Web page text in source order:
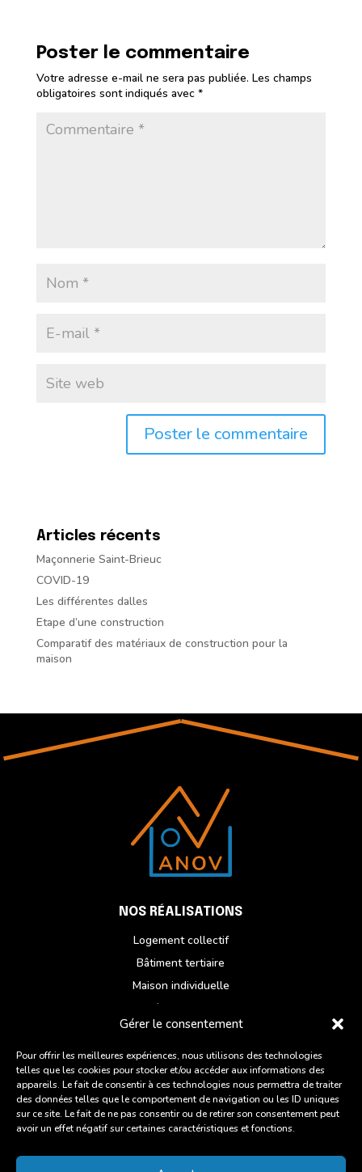
Gérer le consentement
Pour offrir les meilleures expériences, nous utilisons des technologies
telles que les cookies pour stocker et/ou accéder aux informations des
appareils. Le fait de consentir à ces technologies nous permettra de traiter
des données telles que le comportement de navigation ou les ID uniques
sur ce site. Le fait de ne pas consentir ou de retirer son consentement peut
avoir un effet négatif sur certaines caractéristiques et fonctions.
Poster le commentaire
Votre adresse e-mail ne sera pas publiée. Les champs
obligatoires sont indiqués avec *
Articles récents
Maçonnerie Saint-Brieuc
COVID-19
Les différentes dalles
Etape d’une construction
Comparatif des matériaux de construction pour la
maison
NOS RÉALISATIONS
Logement collectif
Bâtiment tertiaire
Maison individuelle
Réhabilitation
Du lundi au vendredi
ZI des Chatelets, 6 Rue des Artisans,
22960 Plédran